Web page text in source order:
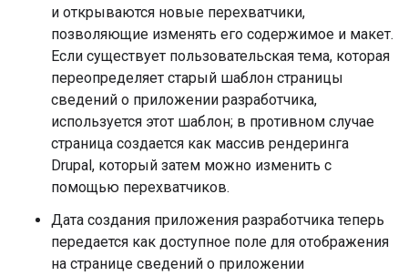
и открываются новые перехватчики,
позволяющие изменять его содержимое и макет.
Если существует пользовательская тема, которая
переопределяет старый шаблон страницы
сведений о приложении разработчика,
используется этот шаблон; в противном случае
страница создается как массив рендеринга
Drupal, который затем можно изменить с
помощью перехватчиков.
Дата создания приложения разработчика теперь
передается как доступное поле для отображения
на странице сведений о приложении